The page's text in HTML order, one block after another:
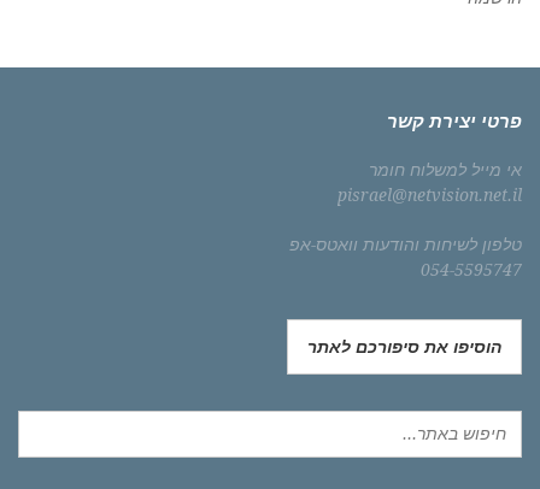
פרטי יצירת קשר
אי מייל למשלוח חומר
pisrael@netvision.net.il
טלפון לשיחות והודעות וואטס-אפ
054-5595747
הוסיפו את סיפורכם לאתר